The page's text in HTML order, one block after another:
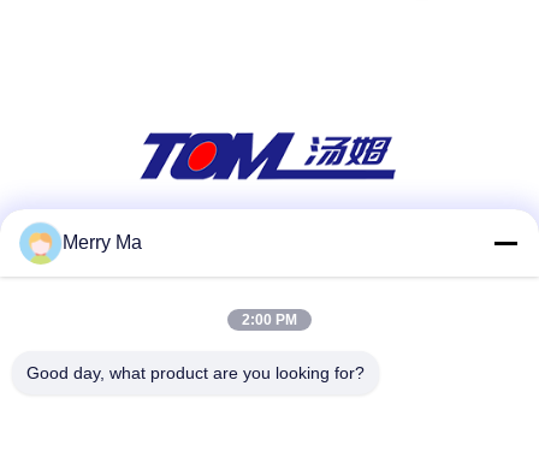
Merry Ma
2:00 PM
Good day, what product are you looking for?